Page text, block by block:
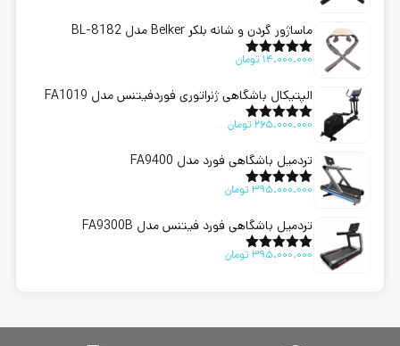
ماساژور گردن و شانه بلکر Belker مدل BL-8182
امتیاز5.00
14.000.000 تومان
الپتیکال باشگاهی ژنراتوری فوردفیتنس مدل FA1019
امتیاز5.00
265.000.000 تومان
تردمیل باشگاهی فورد مدل FA9400
امتیاز5.00
395.000.000تومان
تردمیل باشگاهی فورد فیتنس مدل FA9300B
امتیاز5.00
395.000.000تومان